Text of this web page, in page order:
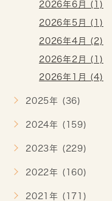
2026年6月 (1)
2026年5月 (1)
2026年4月 (2)
2026年2月 (1)
2026年1月 (4)
2025年 (36)
2024年 (159)
2023年 (229)
2022年 (160)
2021年 (171)